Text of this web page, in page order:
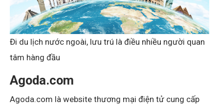
Đi du lịch nước ngoài, lưu trú là điều nhiều người quan
tâm hàng đầu
Agoda.com
Agoda.com là website thương mại điện tử cung cấp